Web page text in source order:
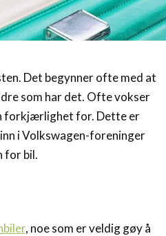
Det begynner ofte med at
som har det. Ofte vokser
forkjærlighet for. Dette er
i Volkswagen-foreninger
for bil.
, noe som er veldig gøy å